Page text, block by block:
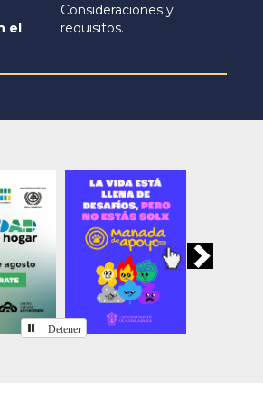
el
Consideraciones y
requisitos.
Detener